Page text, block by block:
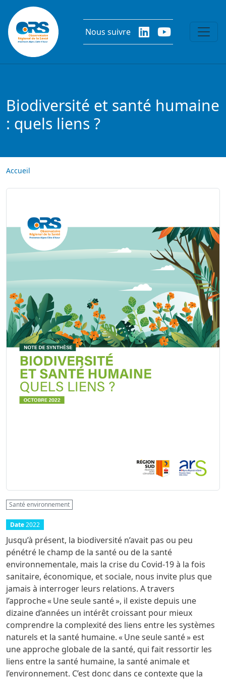
Aller au contenu principal
Nous suivre
Biodiversité et santé humaine
: quels liens ?
Accueil
Santé environnement
Date2022
Jusqu’à présent, la biodiversité n’avait pas ou peu
pénétré le champ de la santé ou de la santé
environnementale, mais la crise du Covid-19 à la fois
sanitaire, économique, et sociale, nous invite plus que
jamais à interroger leurs relations. A travers
l’approche « Une seule santé », il existe depuis une
dizaine d’années un intérêt croissant pour mieux
comprendre la complexité des liens entre les systèmes
naturels et la santé humaine. « Une seule santé » est
une approche globale de la santé, qui fait ressortir les
liens entre la santé humaine, la santé animale et
l’environnement. C’est donc dans ce contexte que la